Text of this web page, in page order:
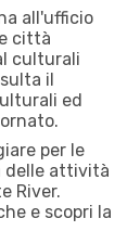
all'ufficio
città
culturali
il
ed
per le
delle attività
River.
e scopri la